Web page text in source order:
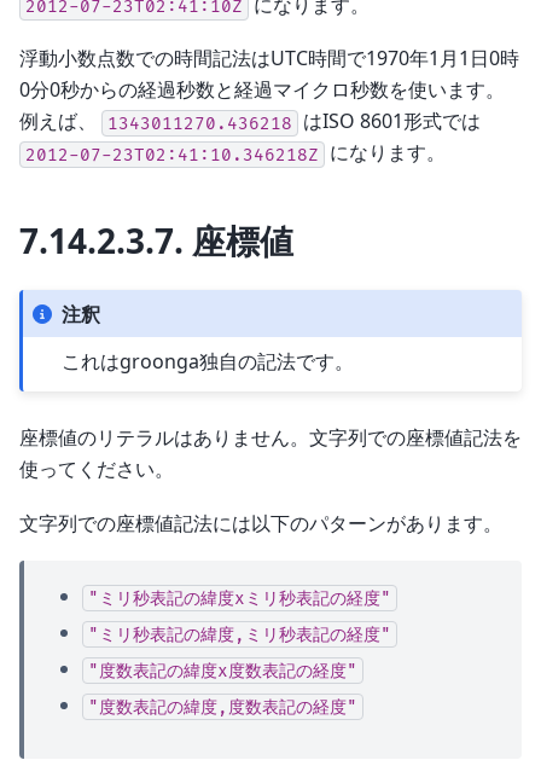
2012-07-23T02:41:10Z
浮動小数点数での時間記法はUTC時間で1970年1月1日0時
0分0秒からの経過秒数と経過マイクロ秒数を使います。
例えば、
1343011270.436218 はISO 8601形式では
2012-07-23T02:41:10.346218Z になります。
7.14.2.3.7. 座標値
注釈
これはgroonga独自の記法です。
座標値のリテラルはありません。文字列での座標値記法を
使ってください。
文字列での座標値記法には以下のパターンがあります。
"ミリ秒表記の緯度xミリ秒表記の経度"
"ミリ秒表記の緯度,ミリ秒表記の経度"
"度数表記の緯度x度数表記の経度"
"度数表記の緯度,度数表記の経度"